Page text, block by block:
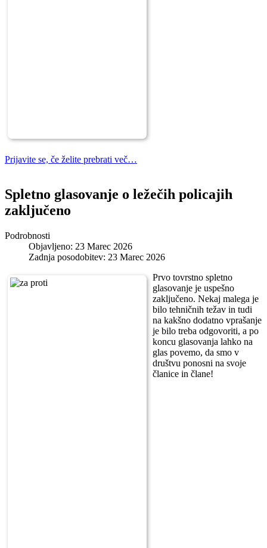
Prijavite se, če želite prebrati več…
Spletno glasovanje o ležečih policajih
zaključeno
Podrobnosti
Objavljeno: 23 Marec 2026
Zadnja posodobitev: 23 Marec 2026
Prvo tovrstno spletno
glasovanje je uspešno
zaključeno. Nekaj malega je
bilo tehničnih težav in tudi
na kakšno dodatno vprašanje
je bilo treba odgovoriti, a po
koncu glasovanja lahko na
glas povemo, da smo v
društvu ponosni na svoje
članice in člane!